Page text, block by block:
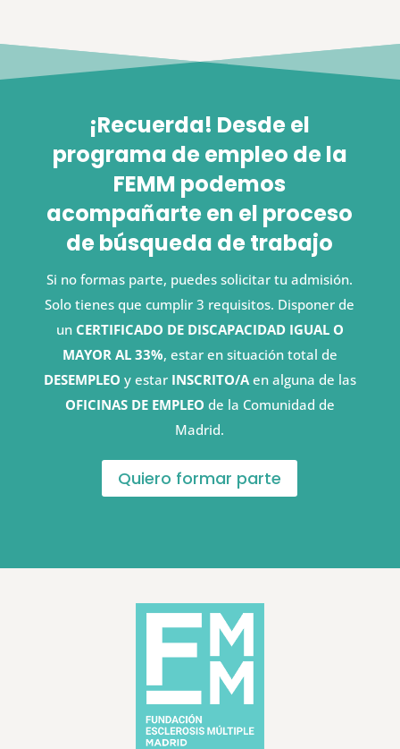
¡Recuerda! Desde el
programa de empleo de la
FEMM podemos
acompañarte en el proceso
de búsqueda de trabajo
Si no formas parte, puedes solicitar tu admisión.
Solo tienes que cumplir 3 requisitos. Disponer de
un CERTIFICADO DE DISCAPACIDAD IGUAL O
MAYOR AL 33%, estar en situación total de
DESEMPLEO y estar INSCRITO/Aen alguna de las
OFICINAS DE EMPLEO de la Comunidad de
Madrid.
Quiero formar parte